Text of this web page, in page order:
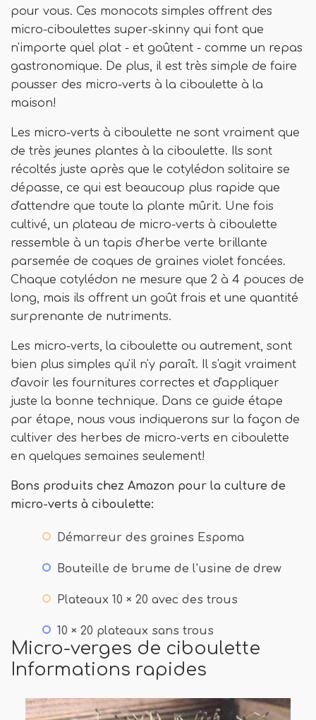
pour vous. Ces monocots simples offrent des
micro-ciboulettes super-skinny qui font que
n'importe quel plat - et goûtent - comme un repas
gastronomique. De plus, il est très simple de faire
pousser des micro-verts à la ciboulette à la
maison!
Les micro-verts à ciboulette ne sont vraiment que
de très jeunes plantes à la ciboulette. Ils sont
récoltés juste après que le cotylédon solitaire se
dépasse, ce qui est beaucoup plus rapide que
d'attendre que toute la plante mûrit. Une fois
cultivé, un plateau de micro-verts à ciboulette
ressemble à un tapis d'herbe verte brillante
parsemée de coques de graines violet foncées.
Chaque cotylédon ne mesure que 2 à 4 pouces de
long, mais ils offrent un goût frais et une quantité
surprenante de nutriments.
Les micro-verts, la ciboulette ou autrement, sont
bien plus simples qu'il n'y paraît. Il s'agit vraiment
d'avoir les fournitures correctes et d'appliquer
juste la bonne technique. Dans ce guide étape
par étape, nous vous indiquerons sur la façon de
cultiver des herbes de micro-verts en ciboulette
en quelques semaines seulement!
Bons produits chez Amazon pour la culture de
micro-verts à ciboulette:
Démarreur des graines Espoma
Bouteille de brume de l'usine de drew
Plateaux 10 × 20 avec des trous
10 × 20 plateaux sans trous
Micro-verges de ciboulette
Informations rapides